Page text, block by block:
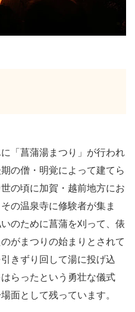
「菖蒲湯まつり」が行われ
の僧・明覚によって建てら
の頃に加賀・越前地方にお
の温泉寺に修験者が集ま
のために菖蒲を刈って、俵
がまつりの始まりとされて
きずり回して湯に投げ込
らったという勇壮な儀式
面として残っています。